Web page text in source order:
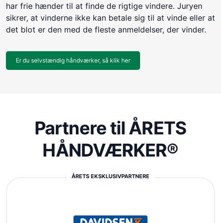
har frie hænder til at finde de rigtige vindere. Juryen
sikrer, at vinderne ikke kan betale sig til at vinde eller at
det blot er den med de fleste anmeldelser, der vinder.
Er du selvstændig håndværker, så klik her
Partnere til ÅRETS
HÅNDVÆRKER®
ÅRETS EKSKLUSIVPARTNERE